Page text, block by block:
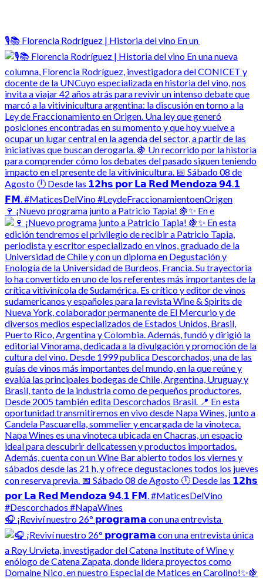
🎙️📚 Florencia Rodríguez | Historia del vino En un
🍷 ¡Nuevo programa junto a Patricio Tapia! 🍇✨ En e
🎧 ¡Reviví nuestro 26° 𝗽𝗿𝗼𝗴𝗿𝗮𝗺𝗮 con una entrevista